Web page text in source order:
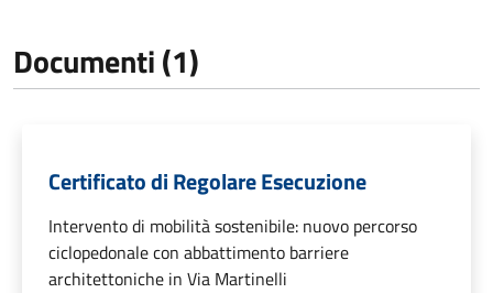
Documenti (1)
Certificato di Regolare Esecuzione
Intervento di mobilità sostenibile: nuovo percorso
ciclopedonale con abbattimento barriere
architettoniche in Via Martinelli